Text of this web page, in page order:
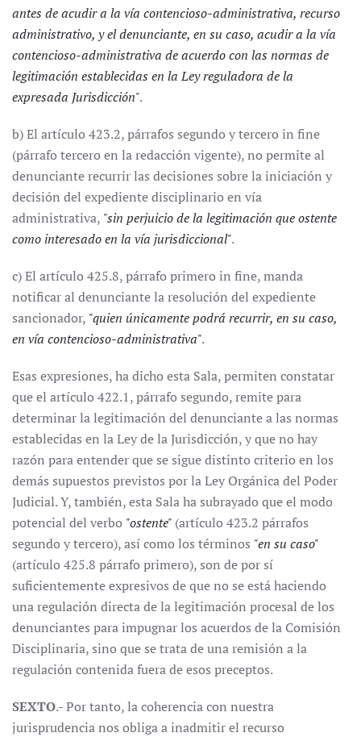
antes de acudir a la vía contencioso-administrativa, recurso
administrativo, y el denunciante, en su caso, acudir a la vía
contencioso-administrativa de acuerdo con las normas de
legitimación establecidas en la Ley reguladora de la
expresada Jurisdicción".
b) El artículo 423.2, párrafos segundo y tercero in fine
(párrafo tercero en la redacción vigente), no permite al
denunciante recurrir las decisiones sobre la iniciación y
decisión del expediente disciplinario en vía
administrativa, "sin perjuicio de la legitimación que ostente
como interesado en la vía jurisdiccional".
c) El artículo 425.8, párrafo primero in fine, manda
notificar al denunciante la resolución del expediente
sancionador, "quien únicamente podrá recurrir, en su caso,
en vía contencioso-administrativa".
Esas expresiones, ha dicho esta Sala, permiten constatar
que el artículo 422.1, párrafo segundo, remite para
determinar la legitimación del denunciante a las normas
establecidas en la Ley de la Jurisdicción, y que no hay
razón para entender que se sigue distinto criterio en los
demás supuestos previstos por la Ley Orgánica del Poder
Judicial. Y, también, esta Sala ha subrayado que el modo
potencial del verbo "ostente" (artículo 423.2 párrafos
segundo y tercero), así como los términos "en su caso"
(artículo 425.8 párrafo primero), son de por sí
suficientemente expresivos de que no se está haciendo
una regulación directa de la legitimación procesal de los
denunciantes para impugnar los acuerdos de la Comisión
Disciplinaria, sino que se trata de una remisión a la
regulación contenida fuera de esos preceptos.
SEXTO.- Por tanto, la coherencia con nuestra
jurisprudencia nos obliga a inadmitir el recurso